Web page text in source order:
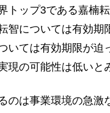
トップ3である嘉楠
智については有効
いては有効期限が
現の可能性は低いと
のは事業環境の急激